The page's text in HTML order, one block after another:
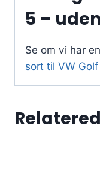
5 –
Se om vi har en
sort til VW